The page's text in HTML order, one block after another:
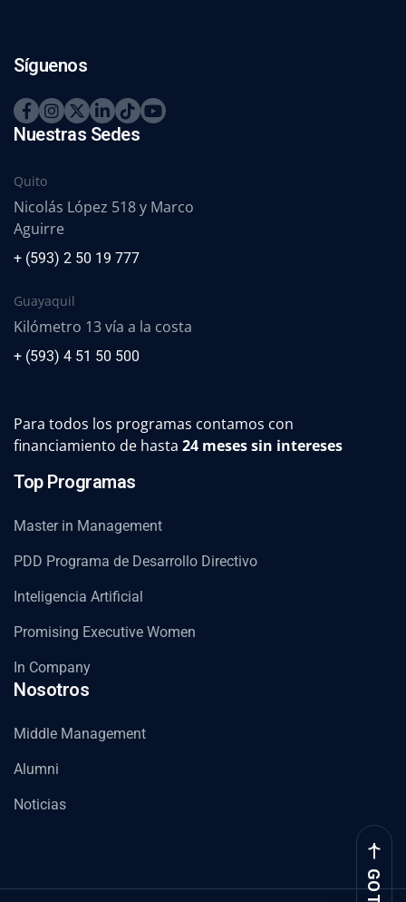
Síguenos
Nuestras Sedes
Quito
Nicolás López 518 y Marco
Aguirre
+ (593) 2 50 19 777
Guayaquil
Kilómetro 13 vía a la costa
+ (593) 4 51 50 500
Para todos los programas contamos con
financiamiento de hasta 24 meses sin intereses
Top Programas
Master in Management
PDD Programa de Desarrollo Directivo
Inteligencia Artificial
Promising Executive Women
In Company
Nosotros
Middle Management
Alumni
Noticias